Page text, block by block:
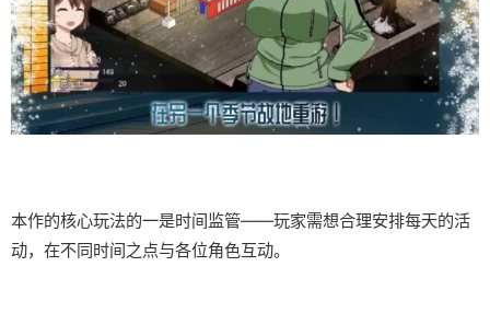
本作的核心玩法的一是时间监管——玩家需想合理安排每天的活
动，在不同时间之点与各位角色互动。